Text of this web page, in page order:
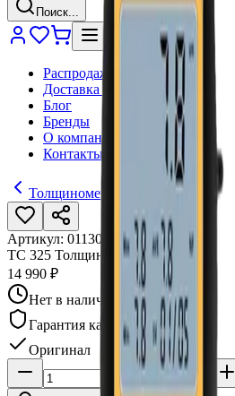
Поиск...
Распродажа
Доставка и оплата
Блог
Бренды
О компании
Контакты
Толщиномеры
Артикул: 011301 Бренд: Horstek
TC 325 Толщиномер ЛКП
14 990 ₽
Нет в наличии
Гарантия качества
Оригинал